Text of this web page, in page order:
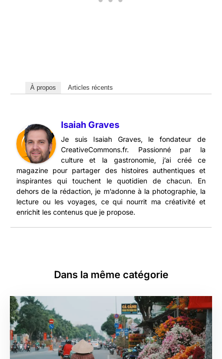
À propos Articles récents
Isaiah Graves
Je suis Isaiah Graves, le fondateur de
CreativeCommons.fr. Passionné par la
culture et la gastronomie, j’ai créé ce
magazine pour partager des histoires authentiques et
inspirantes qui touchent le quotidien de chacun. En
dehors de la rédaction, je m’adonne à la photographie, la
lecture ou les voyages, ce qui nourrit ma créativité et
enrichit les contenus que je propose.
Dans la même catégorie